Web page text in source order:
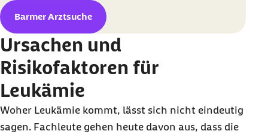
Barmer Arztsuche
Ursachen und
Risikofaktoren für
Leukämie
Woher Leukämie kommt, lässt sich nicht eindeutig
sagen. Fachleute gehen heute davon aus, dass die